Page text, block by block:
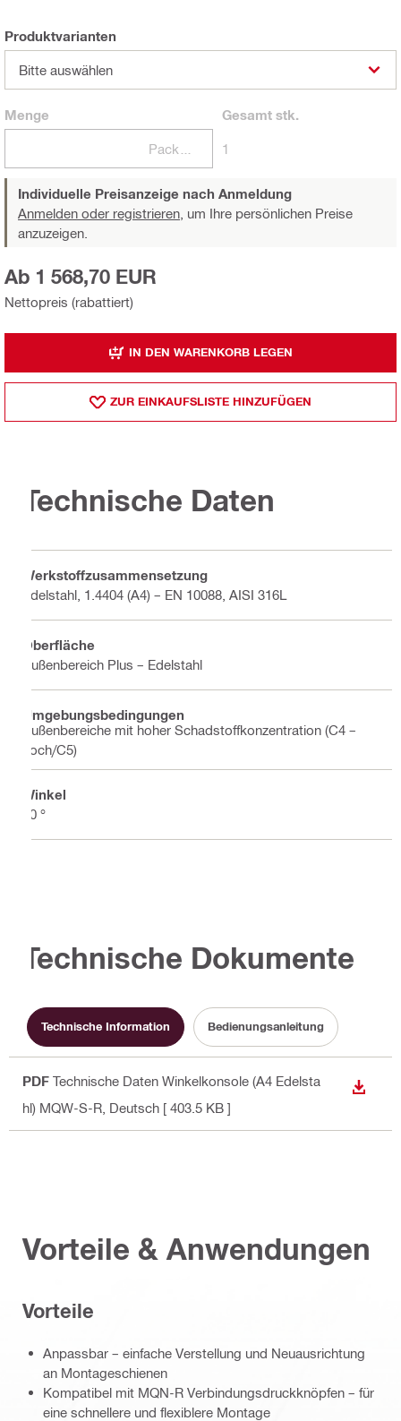
Produktvarianten
Bitte auswählen
Menge Gesamtstk.
1
Individuelle Preisanzeige nach Anmeldung
Anmelden oder registrieren, um Ihre persönlichen Preise
anzuzeigen.
Nettopreis (rabattiert)
Ab 1 568,70 EUR
IN DEN WARENKORB LEGEN
ZUR EINKAUFSLISTE HINZUFÜGEN
Technische Daten
Werkstoffzusammensetzung
Edelstahl, 1.4404 (A4) – EN 10088, AISI 316L
Oberfläche
Außenbereich Plus – Edelstahl
Umgebungsbedingungen
Außenbereiche mit hoher Schadstoffkonzentration (C4 –
hoch/C5)
Winkel
90 °
Technische Dokumente
Technische Information Bedienungsanleitung
PDF Technische Daten Winkelkonsole (A4 Edelsta
hl) MQW-S-R , Deutsch [ 403.5 KB ]
Vorteile & Anwendungen
Vorteile
Anpassbar – einfache Verstellung und Neuausrichtung
an Montageschienen
Kompatibel mit MQN-R Verbindungsdruckknöpfen – für
eine schnellere und flexiblere Montage